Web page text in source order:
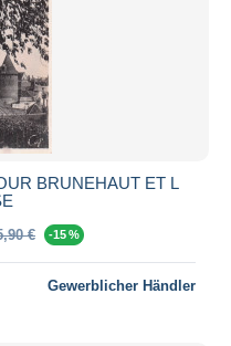
BRUNEHAUT ET L
€ -15 %
Gewerblicher Händler